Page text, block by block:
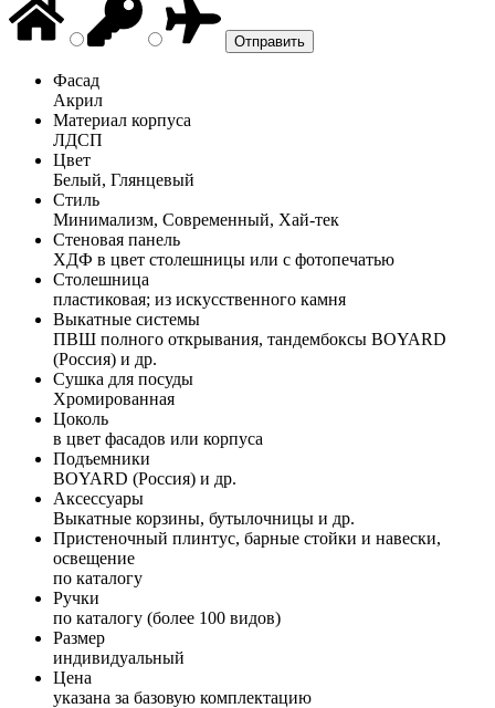
Фасад
Акрил
Материал корпуса
ЛДСП
Цвет
Белый, Глянцевый
Стиль
Минимализм, Современный, Хай-тек
Стеновая панель
ХДФ в цвет столешницы или с фотопечатью
Столешница
пластиковая; из искусственного камня
Выкатные системы
ПВШ полного открывания, тандембоксы BOYARD
(Россия) и др.
Сушка для посуды
Хромированная
Цоколь
в цвет фасадов или корпуса
Подъемники
BOYARD (Россия) и др.
Аксессуары
Выкатные корзины, бутылочницы и др.
Пристеночный плинтус, барные стойки и навески,
освещение
по каталогу
Ручки
по каталогу (более 100 видов)
Размер
индивидуальный
Цена
указана за базовую комплектацию